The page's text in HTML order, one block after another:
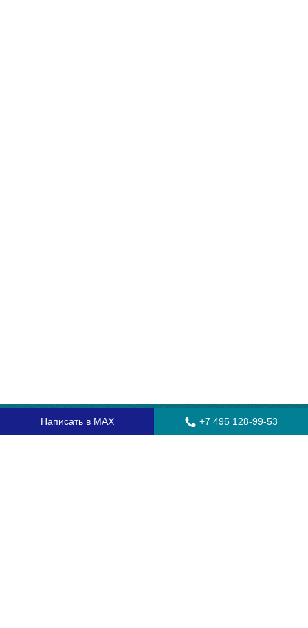
Главная
Написать в MAX +7 495 128-99-53